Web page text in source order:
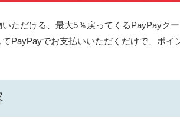
ただける、最大5％戻ってくるPayPayクー
PayPayでお支払いいただくだけで、ポイ